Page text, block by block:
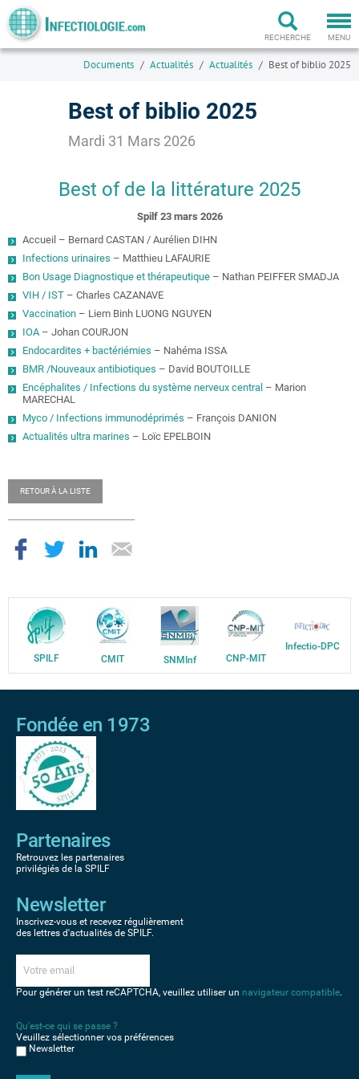
MENU
RECHERCHE
Documents Actualités Actualités Best of biblio 2025
Best of biblio 2025
Mardi 31 Mars 2026
Best of de la littérature 2025
Spilf 23 mars 2026
Accueil – Bernard CASTAN / Aurélien DIHN
Infections urinaires – Matthieu LAFAURIE
Bon Usage Diagnostique et thérapeutique – Nathan PEIFFER SMADJA
VIH / IST – Charles CAZANAVE
Vaccination – Liem Binh LUONG NGUYEN
IOA – Johan COURJON
Endocardites + bactériémies – Nahéma ISSA
BMR /Nouveaux antibiotiques – David BOUTOILLE
Encéphalites / Infections du système nerveux central – Marion
MARECHAL
Myco / Infections immunodéprimés – François DANION
Actualités ultra marines – Loïc EPELBOIN
RETOUR À LA LISTE
SPILF CMIT SNMInf CNP-MIT
Infectio-DPC
Fondée en 1973
Partenaires
Retrouvez les partenaires
privilégiés de la SPILF
Newsletter
Inscrivez-vous et recevez régulièrement
des lettres d'actualités de SPILF.
Pour générer un test reCAPTCHA, veuillez utiliser un navigateur compatible.
Qu'est-ce qui se passe ?
Veuillez sélectionner vos préférences
Newsletter